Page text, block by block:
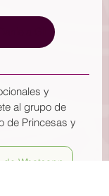
y
al grupo de
de Princesas y
Whatsapp